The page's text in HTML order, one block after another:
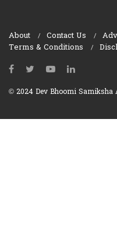
About Contact Us
Terms & Conditions
© 2024 Dev Bhoomi Samiksha